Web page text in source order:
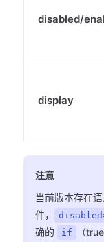
disabled/
display
注意
当前版本存在语
件，
确的
if （